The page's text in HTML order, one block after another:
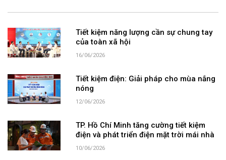
Tiết kiệm năng lượng cần sự chung tay
của toàn xã hội
16/06/2026
Tiết kiệm điện: Giải pháp cho mùa nắng
nóng
12/06/2026
TP. Hồ Chí Minh tăng cường tiết kiệm
điện và phát triển điện mặt trời mái nhà
10/06/2026